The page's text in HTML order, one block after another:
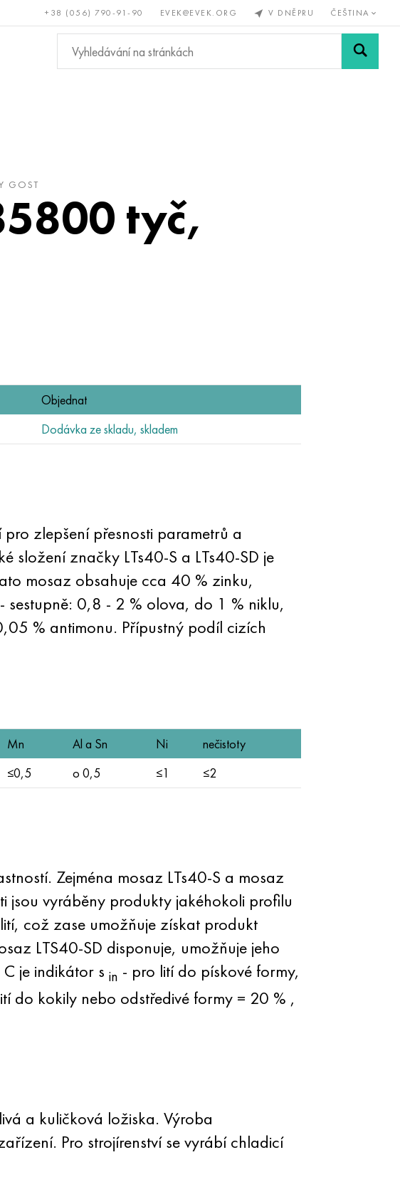
+38 (056) 790-91-90 EVEK@EVEK.ORG V DNĚPRU ČEŠTINA
Neželezné
kovy
Legovaná Sítě a
GOST
tyč,
Objednat
Dodávka ze skladu, skladem
zlepšení přesnosti parametrů a
složení značky LTs40-S a LTs40-SD je
mosaz obsahuje cca 40 % zinku,
0,8 - 2 % olova, do 1 % niklu,
% antimonu. Přípustný podíl cizích
Mn Al a Sn Ni
nečistoty
≤0,5 o 0,5 ≤1 ≤2
Zejména mosaz LTs40-S a mosaz
jsou vyráběny produkty jakéhokoli profilu
což zase umožňuje získat produkt
LTS40-SD disponuje, umožňuje jeho
je indikátor s in - pro lití do pískové formy,
do kokily nebo odstředivé formy = 20 % ,
a kuličková ložiska. Výroba
Pro strojírenství se vyrábí chladicí